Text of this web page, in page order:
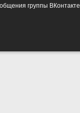
группы ВКонтакте